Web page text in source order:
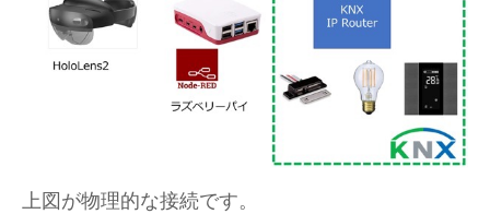
上図が物理的な接続です。